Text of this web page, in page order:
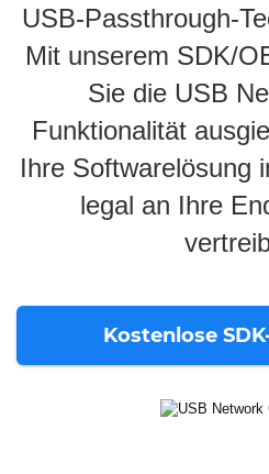
USB-Passthrough-
Mit unserem SDK/
Sie die USB
Funktionalität
Ihre Softwarelösung
legal an Ihre
Kostenlose